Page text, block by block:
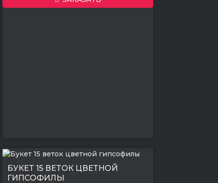
БУКЕТ 15 ВЕТОК ЦВЕТНОЙ
ГИПСОФИЛЫ